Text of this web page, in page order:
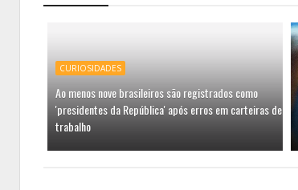
CURIOSIDADES
Ao menos nove brasileiros são registrados como
'presidentes da República' após erros em carteiras de
trabalho